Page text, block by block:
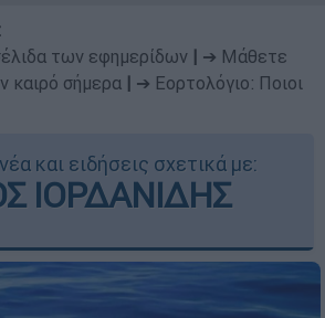
των εφημερίδων
➔ Μάθετε
καιρό σήμερα
➔ Εορτολόγιο: Ποιοι
και ειδήσεις σχετικά με:
ΙΟΡΔΑΝΙΔΗΣ